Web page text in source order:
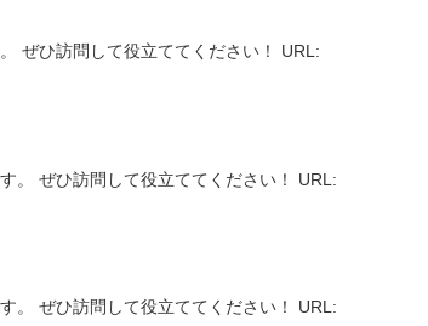
ぜひ訪問して役立ててください！ URL:
。 ぜひ訪問して役立ててください！ URL:
。 ぜひ訪問して役立ててください！ URL: